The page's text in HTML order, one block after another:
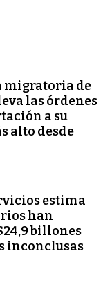
migratoria de
las órdenes
a su
alto desde
estima
han
billones
inconclusas